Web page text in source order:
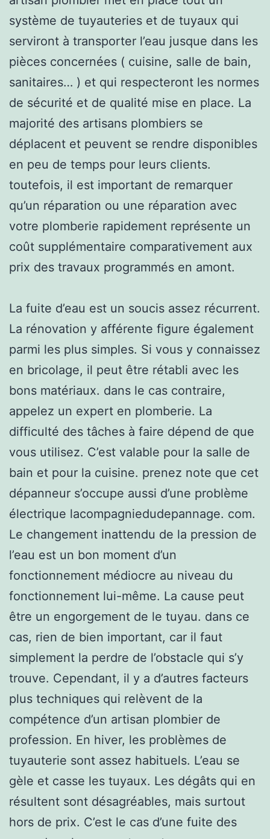
système de tuyauteries et de tuyaux qui
serviront à transporter l’eau jusque dans les
pièces concernées ( cuisine, salle de bain,
sanitaires… ) et qui respecteront les normes
de sécurité et de qualité mise en place. La
majorité des artisans plombiers se
déplacent et peuvent se rendre disponibles
en peu de temps pour leurs clients.
toutefois, il est important de remarquer
qu’un réparation ou une réparation avec
votre plomberie rapidement représente un
coût supplémentaire comparativement aux
prix des travaux programmés en amont.
La fuite d’eau est un soucis assez récurrent.
La rénovation y afférente figure également
parmi les plus simples. Si vous y connaissez
en bricolage, il peut être rétabli avec les
bons matériaux. dans le cas contraire,
appelez un expert en plomberie. La
difficulté des tâches à faire dépend de que
vous utilisez. C’est valable pour la salle de
bain et pour la cuisine. prenez note que cet
dépanneur s’occupe aussi d’une problème
électrique lacompagniedudepannage. com.
Le changement inattendu de la pression de
l’eau est un bon moment d’un
fonctionnement médiocre au niveau du
fonctionnement lui-même. La cause peut
être un engorgement de le tuyau. dans ce
cas, rien de bien important, car il faut
simplement la perdre de l’obstacle qui s’y
trouve. Cependant, il y a d’autres facteurs
plus techniques qui relèvent de la
compétence d’un artisan plombier de
profession. En hiver, les problèmes de
tuyauterie sont assez habituels. L’eau se
gèle et casse les tuyaux. Les dégâts qui en
résultent sont désagréables, mais surtout
hors de prix. C’est le cas d’une fuite des